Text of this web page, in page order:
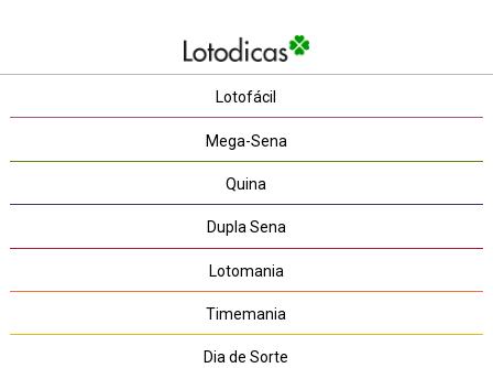
Lotofácil
Mega-Sena
Quina
Dupla Sena
Lotomania
Timemania
Dia de Sorte